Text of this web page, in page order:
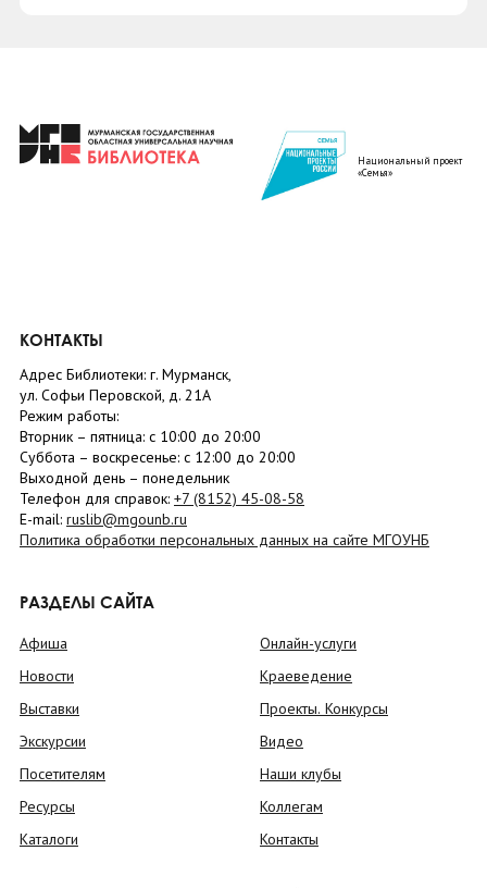
Национальный проект
«Семья»
КОНТАКТЫ
Адрес Библиотеки: г. Мурманск,
ул. Софьи Перовской, д. 21А
Режим работы:
Вторник – пятница: с 10:00 до 20:00
Суббота – воскресенье: c 12:00 до 20:00
Выходной день – понедельник
Телефон для справок: +7 (8152) 45-08-58
E-mail: ruslib@mgounb.ru
Политика обработки персональных данных на сайте МГОУНБ
РАЗДЕЛЫ САЙТА
Афиша
Новости
Выставки
Экскурсии
Посетителям
Ресурсы
Каталоги
Онлайн-услуги
Краеведение
Проекты. Конкурсы
Видео
Наши клубы
Коллегам
Контакты